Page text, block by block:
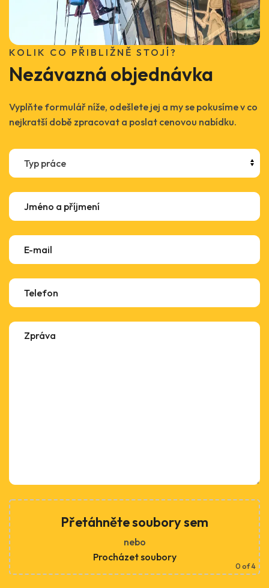
KOLIK CO PŘIBLIŽNĚ STOJÍ?
Nezávazná objednávka
Vyplňte formulář níže, odešlete jej a my se pokusíme v co
nejkratší době zpracovat a poslat cenovou nabídku.
Přetáhněte soubory sem
nebo
Procházet soubory
0 of 4